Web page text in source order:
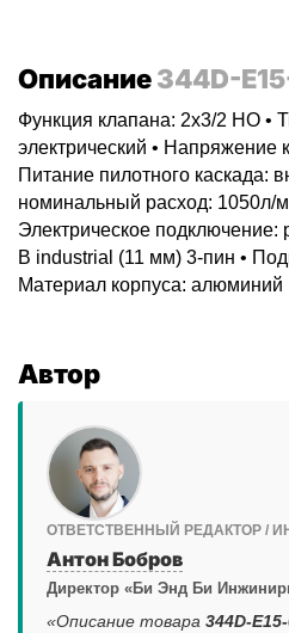
Описание344D-
Функция клапана: 2x3/2 НО •
электрический • Напряжение
Питание пилотного каскада:
номинальный расход: 1050л/
Электрическое подключение:
B industrial (11 мм) 3-пин •
Материал корпуса: алюминий
Автор
ОТВЕТСТВЕННЫЙ РЕДАКТОР /
Антон Бобров
Директор «Би Энд Би
«Описание товара 344D-